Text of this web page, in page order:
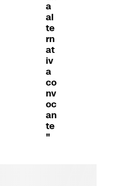
a
al
te
rn
at
iv
a
co
nv
oc
an
te
"